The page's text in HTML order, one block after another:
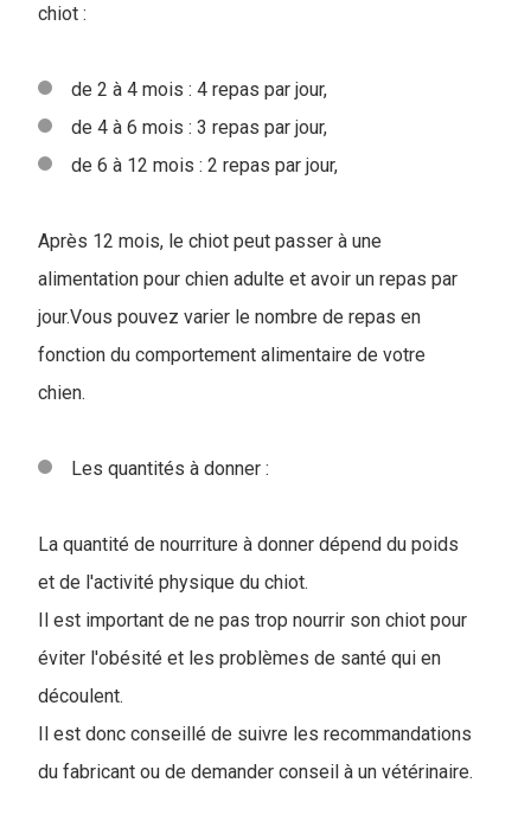
chiot :
de 2 à 4 mois : 4 repas par jour,
de 4 à 6 mois : 3 repas par jour,
de 6 à 12 mois : 2 repas par jour,
Après 12 mois, le chiot peut passer à une
alimentation pour chien adulte et avoir un repas par
jour.Vous pouvez varier le nombre de repas en
fonction du comportement alimentaire de votre
chien.
Les quantités à donner :
La quantité de nourriture à donner dépend du poids
et de l'activité physique du chiot.
Il est important de ne pas trop nourrir son chiot pour
éviter l'obésité et les problèmes de santé qui en
découlent.
Il est donc conseillé de suivre les recommandations
du fabricant ou de demander conseil à un vétérinaire.